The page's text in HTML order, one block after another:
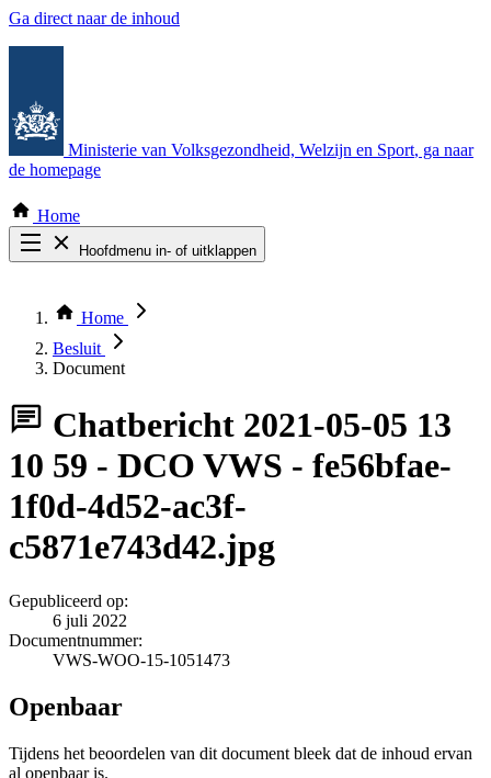
Ga direct naar de inhoud
Ministerie van Volksgezondheid, Welzijn en Sport, ga naar
de homepage
Home
Hoofdmenu in- of uitklappen
Thema COVID-19
Bekijk per bestuursorgaan
Home
Besluit
Document
Chatbericht 2021-05-05 13
10 59 - DCO VWS - fe56bfae-
1f0d-4d52-ac3f-
c5871e743d42.jpg
Gepubliceerd op:
6 juli 2022
Documentnummer:
VWS-WOO-15-1051473
Openbaar
Tijdens het beoordelen van dit document bleek dat de inhoud ervan
al openbaar is.